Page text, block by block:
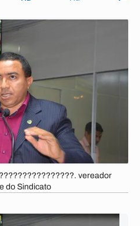
vereador
do Sindicato